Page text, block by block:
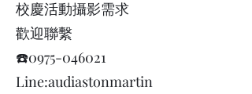
校慶活動攝影需求
歡迎聯繫
☎️0975-046021
Line:audiastonmartin